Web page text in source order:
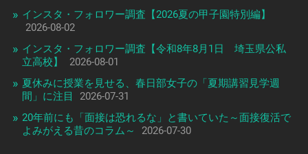
インスタ・フォロワー調査【2026夏の甲子園特別編】
2026-08-02
インスタ・フォロワー調査【令和8年8月1日 埼玉県公私
立高校】
2026-08-01
夏休みに授業を見せる、春日部女子の「夏期講習見学週
間」に注目
2026-07-31
20年前にも「面接は恐れるな」と書いていた～面接復活で
よみがえる昔のコラム～
2026-07-30